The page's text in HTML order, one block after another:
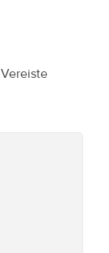
Vereiste